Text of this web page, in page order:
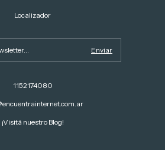
Localizador
1152174080
¡Visitá nuestro Blog!